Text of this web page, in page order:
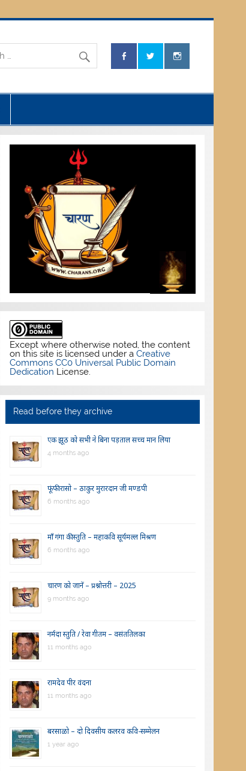
Except where otherwise noted, the content
on this site is licensed under a Creative
Commons CC0 Universal Public Domain
Dedication License.
Read before they archive
एक झूठ को सभी ने बिना पड़ताल सच्च मान लिया
4 months ago
फूंफी रासो – ठाकुर मुरारदान जी मण्डपी
6 months ago
माँ गंगा की स्तुति – महाकवि सूर्यमल्ल मिश्रण
6 months ago
चारण को जानें – प्रश्नोत्तरी – 2025
9 months ago
नर्मदा स्तुति / रेवा गीतम – वसंततिलका
11 months ago
रामदेव पीर वंदना
11 months ago
बरसाळो – दो दिवसीय कलरव कवि-सम्मेलन
1 year ago